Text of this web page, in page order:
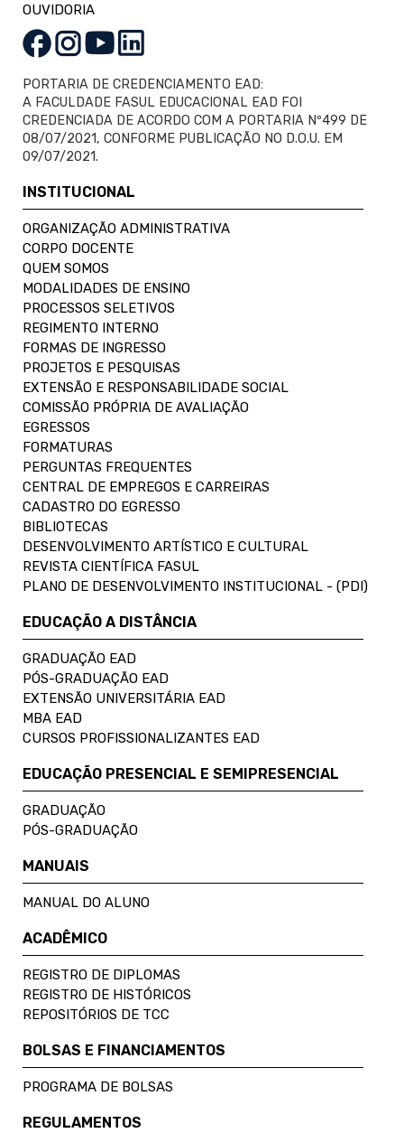
OUVIDORIA
PORTARIA DE CREDENCIAMENTO EAD:
A FACULDADE FASUL EDUCACIONAL EAD FOI
CREDENCIADA DE ACORDO COM A PORTARIA Nº499 DE
08/07/2021, CONFORME PUBLICAÇÃO NO D.O.U. EM
09/07/2021.
INSTITUCIONAL
ORGANIZAÇÃO ADMINISTRATIVA
CORPO DOCENTE
QUEM SOMOS
MODALIDADES DE ENSINO
PROCESSOS SELETIVOS
REGIMENTO INTERNO
FORMAS DE INGRESSO
PROJETOS E PESQUISAS
EXTENSÃO E RESPONSABILIDADE SOCIAL
COMISSÃO PRÓPRIA DE AVALIAÇÃO
EGRESSOS
FORMATURAS
PERGUNTAS FREQUENTES
CENTRAL DE EMPREGOS E CARREIRAS
CADASTRO DO EGRESSO
BIBLIOTECAS
DESENVOLVIMENTO ARTÍSTICO E CULTURAL
REVISTA CIENTÍFICA FASUL
PLANO DE DESENVOLVIMENTO INSTITUCIONAL - (PDI)
EDUCAÇÃO A DISTÂNCIA
GRADUAÇÃO EAD
PÓS-GRADUAÇÃO EAD
EXTENSÃO UNIVERSITÁRIA EAD
MBA EAD
CURSOS PROFISSIONALIZANTES EAD
EDUCAÇÃO PRESENCIAL E SEMIPRESENCIAL
GRADUAÇÃO
PÓS-GRADUAÇÃO
MANUAIS
MANUAL DO ALUNO
ACADÊMICO
REGISTRO DE DIPLOMAS
REGISTRO DE HISTÓRICOS
REPOSITÓRIOS DE TCC
BOLSAS E FINANCIAMENTOS
PROGRAMA DE BOLSAS
REGULAMENTOS